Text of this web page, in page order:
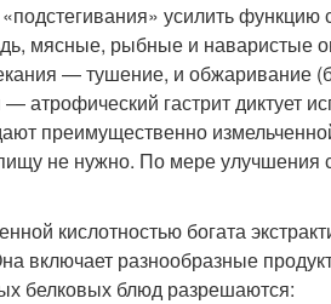
усилить функцию
мясные, рыбные и наваристые
— тушение, и обжаривание
атрофический гастрит диктует
преимущественно
не нужно. По мере улучшения
кислотностью богата
включает разнообразные
белковых блюд разрешаются: